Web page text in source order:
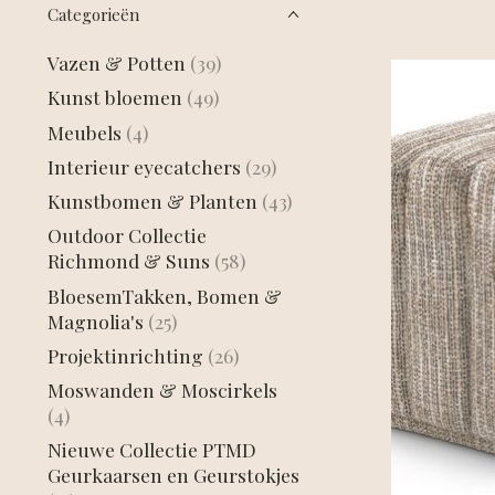
Categorieën
Vazen & Potten (39)
Kunst bloemen (49)
Meubels (4)
Interieur eyecatchers (29)
Kunstbomen & Planten (43)
Outdoor Collectie
Richmond & Suns (58)
BloesemTakken, Bomen &
Magnolia's (25)
Projektinrichting (26)
Moswanden & Moscirkels
(4)
Nieuwe Collectie PTMD
Geurkaarsen en Geurstokjes